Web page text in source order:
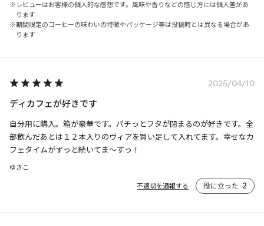
レビューはお客様の個人的な感想です。風味や香りなどの感じ方には個人差があ
ります
期間限定のコーヒーの味わいの特徴やパッケージ等は投稿時とは異なる場合があ
ります
2025/04/10
ディカフェが好きです
自分用に購入。箱が豪華です。パチっとフタが閉まるのが好きです。全
部飲んだあとは１２本入りのヴィアを買い足して入れてます。幸せなカ
フェタイムがずっと続いてま〜すっ！
ゆきこ
不適切を通報する 役に立った 2